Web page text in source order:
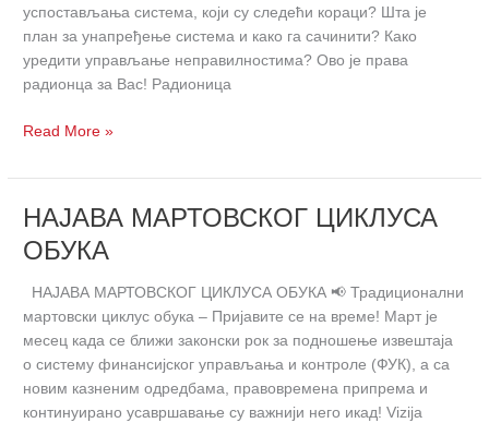
успостављања система, који су следећи кораци? Шта је
план за унапређење система и како га сачинити? Како
уредити управљање неправилностима? Ово је права
радионца за Вас! Радионица
Read More »
НАЈАВА МАРТОВСКОГ ЦИКЛУСА
ОБУКА
НАЈАВА МАРТОВСКОГ ЦИКЛУСА ОБУКА 📢 Традиционални
мартовски циклус обука – Пријавите се на време! Март је
месец када се ближи законски рок за подношење извештаја
о систему финансијског управљања и контроле (ФУК), а са
новим казненим одредбама, правовремена припрема и
континуирано усавршавање су важнији него икад! Vizija
НАЈАВА
ЦИКЛУСА
ОБУКА